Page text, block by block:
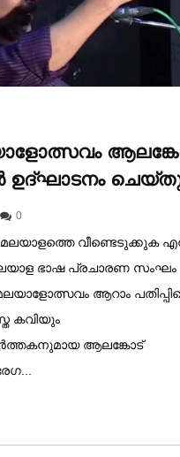
ഉദ്‌ഘാടനം
0
വീണ്ടെടുക്കുക
ഭാഷ പ്രചാരണ സംഘം
ആറാം
കവിയും
ആലങ്കോട്